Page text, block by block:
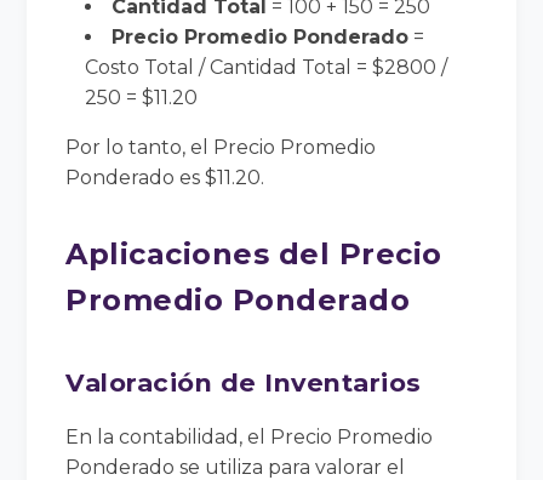
Cantidad Total = 100 + 150 = 250
Precio Promedio Ponderado =
Costo Total / Cantidad Total = $2800 /
250 = $11.20
Por lo tanto, el Precio Promedio
Ponderado es $11.20.
Aplicaciones del Precio
Promedio Ponderado
Valoración de Inventarios
En la contabilidad, el Precio Promedio
Ponderado se utiliza para valorar el